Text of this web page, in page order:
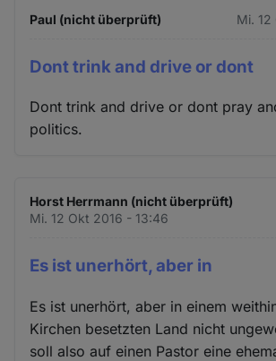
Paul (nicht überprüft) Mi. 12
Dont trink and drive or dont
Dont trink and drive or dont pray
politics.
Horst Herrmann (nicht überprüft)
Mi. 12 Okt 2016 - 13:46
Es ist unerhört, aber in
Es ist unerhört, aber in einem
Kirchen besetzten Land nicht
soll also auf einen Pastor eine